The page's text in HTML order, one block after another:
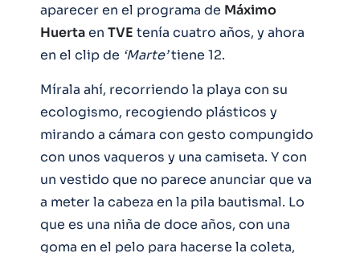
aparecer en el programa de Máximo
Huertaen TVE tenía cuatro años, y ahora
en el clip de ‘Marte’tiene 12.
Mírala ahí, recorriendo la playa con su
ecologismo, recogiendo plásticos y
mirando a cámara con gesto compungido
con unos vaqueros y una camiseta. Y con
un vestido que no parece anunciar que va
a meter la cabeza en la pila bautismal. Lo
que es una niña de doce años, con una
goma en el pelo para hacerse la coleta,